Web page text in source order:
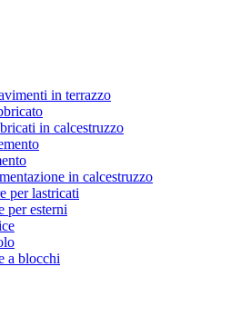
in terrazzo
in calcestruzzo
in calcestruzzo
per lastricati
per esterni
a blocchi